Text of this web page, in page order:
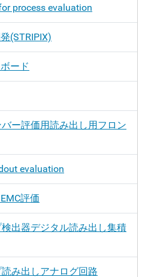
process evaluation
(STRIPIX)
ード
ー評価用読み出し用フロン
evaluation
評価
出器デジタル読み出し集積
み出しアナログ回路